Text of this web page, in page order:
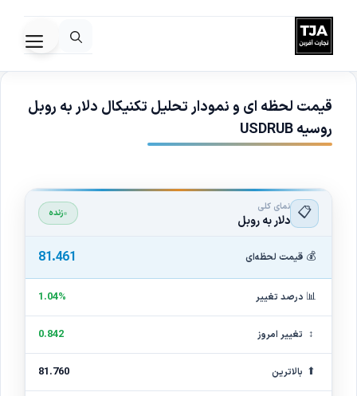
به
محتواقیمت لحظه ای و نمودار تحلیل تکنیکال دلار به روبل
روسیه USDRUB
📋 نمای کلی
دلار به روبل زنده
💰 قیمت لحظه‌ای 81.461
📊 درصد تغییر 1.04%
↕ تغییر امروز 0.842
⬆ بالاترین 81.760